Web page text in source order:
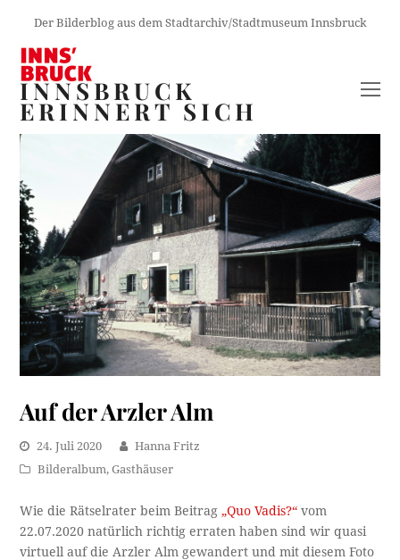
Der Bilderblog aus dem Stadtarchiv/Stadtmuseum Innsbruck
INNSBRUCK
ERINNERT SICH
Auf der Arzler Alm
24. Juli 2020
Hanna Fritz
Bilderalbum,Gasthäuser
Wie die Rätselrater beim Beitrag„Quo Vadis?“ vom
22.07.2020 natürlich richtig erraten haben sind wir quasi
virtuell auf die Arzler Alm gewandert und mit diesem Foto